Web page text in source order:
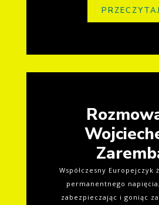
PRZECZYTAJ
Współczesny Europejczyk
permanentnego
zabezpieczając i goniąc